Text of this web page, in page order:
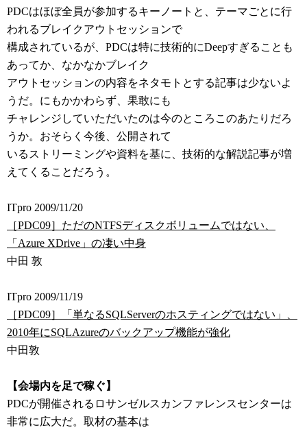
PDCはほぼ全員が参加するキーノートと、テーマごとに行
われるブレイクアウトセッションで
構成されているが、PDCは特に技術的にDeepすぎることも
あってか、なかなかブレイク
アウトセッションの内容をネタモトとする記事は少ないよ
うだ。にもかかわらず、果敢にも
チャレンジしていただいたのは今のところこのあたりだろ
うか。おそらく今後、公開されて
いるストリーミングや資料を基に、技術的な解説記事が増
えてくることだろう。
ITpro 2009/11/20
［PDC09］ただのNTFSディスクボリュームではない、
「Azure XDrive」の凄い中身
中田 敦
ITpro 2009/11/19
［PDC09］「単なるSQLServerのホスティングではない」、
2010年にSQLAzureのバックアップ機能が強化
中田敦
【会場内を足で稼ぐ】
PDCが開催されるロサンゼルスカンファレンスセンターは
非常に広大だ。取材の基本は